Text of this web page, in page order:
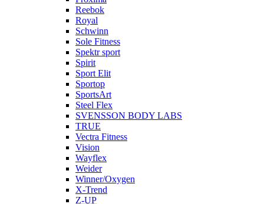
Reebok
Royal
Schwinn
Sole Fitness
Spektr sport
Spirit
Sport Elit
Sportop
SportsArt
Steel Flex
SVENSSON BODY LABS
TRUE
Vectra Fitness
Vision
Wayflex
Weider
Winner/Oxygen
X-Trend
Z-UP